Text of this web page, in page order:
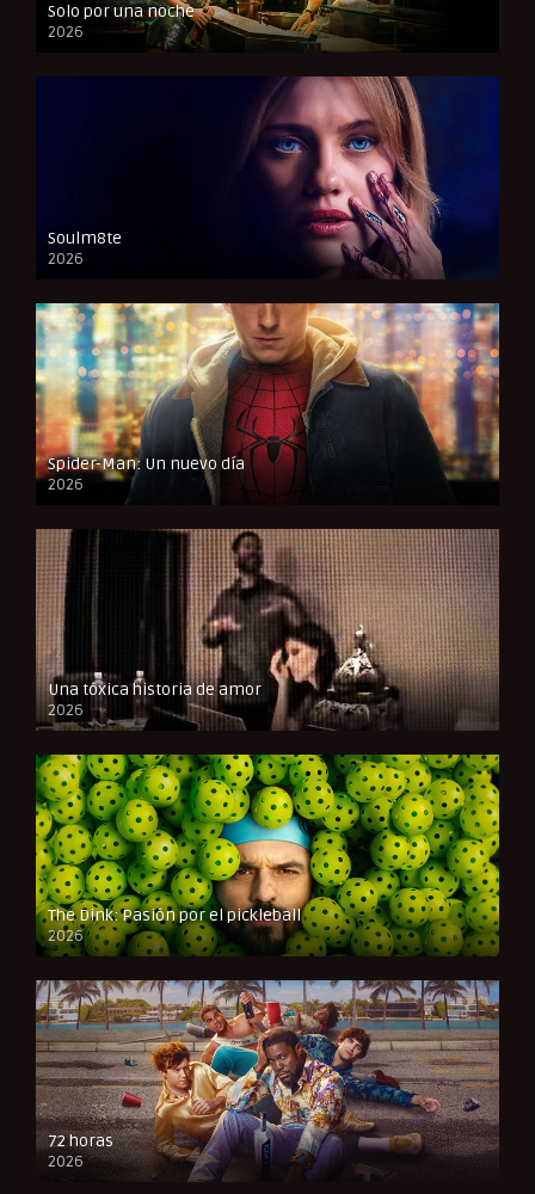
Solo por una noche
2026
Soulm8te
2026
FULL HD
Spider-Man: Un nuevo día
2026
CAM
Una tóxica historia de amor
2026
FULL HD
The Dink: Pasión por el pickleball
2026
FULL HD
72 horas
2026
FULL HD